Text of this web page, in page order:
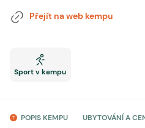
Přejít na web kempu
Sport v kempu
POPIS KEMPU UBYTOVÁNÍ A